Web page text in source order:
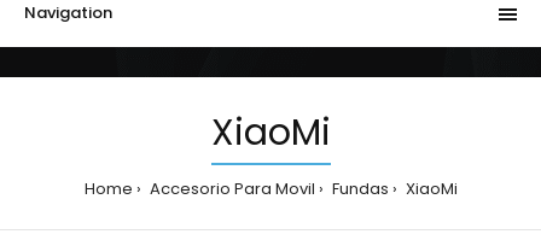
Navigation
XiaoMi
Home Accesorio Para Movil Fundas XiaoMi